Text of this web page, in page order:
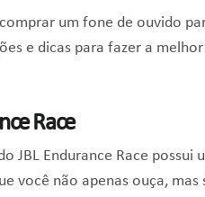
um fone de ouvido
e dicas para fazer a
Race
JBL Endurance Race possui
você não apenas ouça,